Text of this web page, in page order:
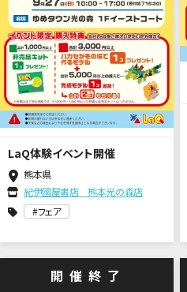
LaQ体験イベント開催
熊本県
紀伊國屋書店 熊本光の森店
フェア
開催終了